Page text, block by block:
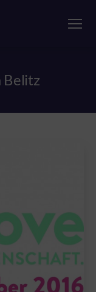
Belitz